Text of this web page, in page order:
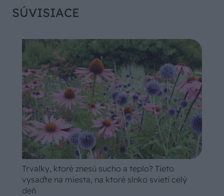
SÚVISIACE
Trvalky, ktoré znesú sucho a teplo? Tieto
vysaďte na miesta, na ktoré slnko svieti celý
deň